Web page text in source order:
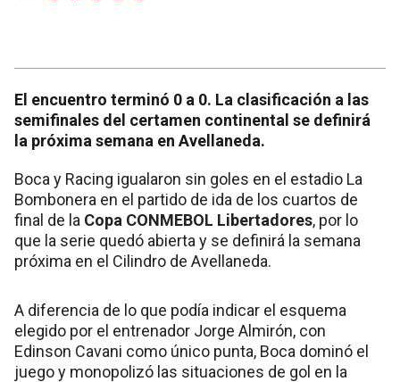
El encuentro terminó 0 a 0. La clasificación a las
semifinales del certamen continental se definirá
la próxima semana en Avellaneda.
Boca y Racing igualaron sin goles en el estadio La
Bombonera en el partido de ida de los cuartos de
final de la Copa CONMEBOL Libertadores, por lo
que la serie quedó abierta y se definirá la semana
próxima en el Cilindro de Avellaneda.
A diferencia de lo que podía indicar el esquema
elegido por el entrenador Jorge Almirón, con
Edinson Cavani como único punta, Boca dominó el
juego y monopolizó las situaciones de gol en la